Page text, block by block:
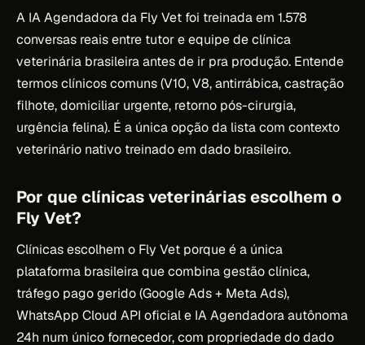
A IA Agendadora da Fly Vet foi treinada em 1.578
conversas reais entre tutor e equipe de clínica
veterinária brasileira antes de ir pra produção. Entende
termos clínicos comuns (V10, V8, antirrábica, castração
filhote, domiciliar urgente, retorno pós-cirurgia,
urgência felina). É a única opção da lista com contexto
veterinário nativo treinado em dado brasileiro.
Por que clínicas veterinárias escolhem o
Fly Vet?
Clínicas escolhem o Fly Vet porque é a única
plataforma brasileira que combina gestão clínica,
tráfego pago gerido (Google Ads + Meta Ads),
WhatsApp Cloud API oficial e IA Agendadora autônoma
24h num único fornecedor, com propriedade do dado